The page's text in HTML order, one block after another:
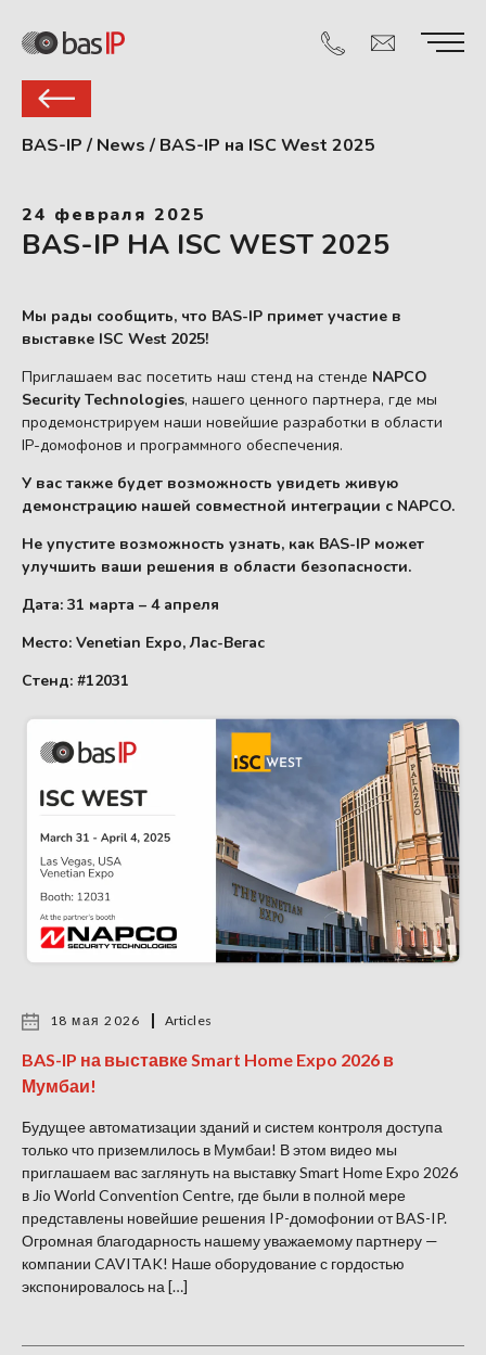
BAS-IP / News / BAS-IP на ISC West 2025
24 февраля 2025
BAS-IP НА ISC WEST 2025
Мы рады сообщить, что BAS-IP примет участие в
выставке ISC West 2025!
Приглашаем вас посетить наш стенд на стенде NAPCO
Security Technologies, нашего ценного партнера, где мы
продемонстрируем наши новейшие разработки в области
IP-домофонов и программного обеспечения.
У вас также будет возможность увидеть живую
демонстрацию нашей совместной интеграции с NAPCO.
Не упустите возможность узнать, как BAS-IP может
улучшить ваши решения в области безопасности.
Дата: 31 марта – 4 апреля
Место: Venetian Expo, Лас-Вегас
Стенд: #12031
18 мая 2026 Articles
BAS-IP на выставке Smart Home Expo 2026 в
Мумбаи!
Будущее автоматизации зданий и систем контроля доступа
только что приземлилось в Мумбаи! В этом видео мы
приглашаем вас заглянуть на выставку Smart Home Expo 2026
в Jio World Convention Centre, где были в полной мере
представлены новейшие решения IP-домофонии от BAS-IP.
Огромная благодарность нашему уважаемому партнеру —
компании CAVITAK! Наше оборудование с гордостью
экспонировалось на […]